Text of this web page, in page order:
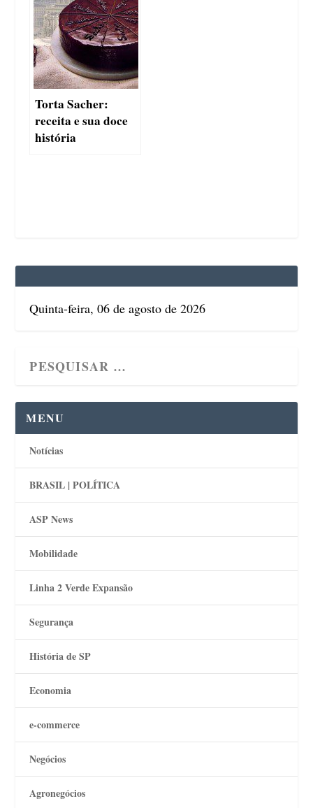
Torta Sacher:
receita e sua doce
história
Quinta-feira, 06 de agosto de 2026
MENU
Notícias
BRASIL | POLÍTICA
ASP News
Mobilidade
Linha 2 Verde Expansão
Segurança
História de SP
Economia
e-commerce
Negócios
Agronegócios